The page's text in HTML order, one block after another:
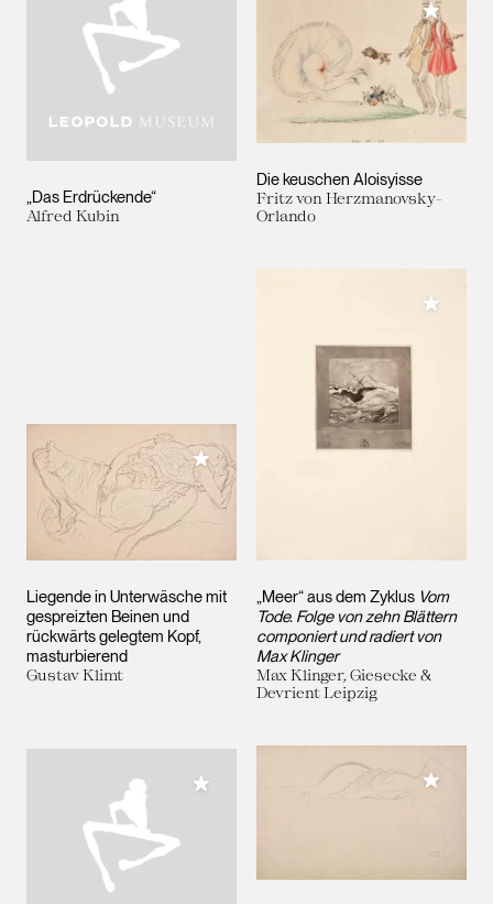
„Das Erdrückende“
Alfred Kubin
Die keuschen Aloisyisse
Fritz von Herzmanovsky-
Orlando
Meiner
Liegende in Unterwäsche mit
gespreizten Beinen und
rückwärts gelegtem Kopf,
masturbierend
Gustav Klimt
Meiner Sammlung hinzufügen
„Meer“ aus dem Zyklus Vom
Tode. Folge von zehn Blättern
componiert und radiert von
Max Klinger
Max Klinger, Giesecke &
Devrient Leipzig
Meiner
Meiner Sammlung hinzufügen Meiner